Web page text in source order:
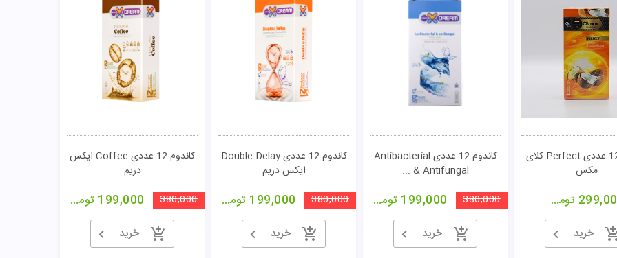
کاندوم 12 عددی Perfect کلای
مکس
تومان
خرید
کاندوم 12 عددی Antibacterial
& Antifungal ...
380,000
199,000 تومان
خرید
کاندوم 12 عددی Double Delay
ایکس دریم
380,000
199,000 تومان
خرید
کاندوم 12 عددی Coffee ایکس
دریم
380,000
199,000 تومان
خرید